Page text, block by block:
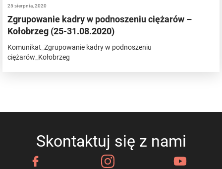
25 sierpnia, 2020
Zgrupowanie kadry w podnoszeniu ciężarów –
Kołobrzeg (25-31.08.2020)
Komunikat_Zgrupowanie kadry w podnoszeniu
ciężarów_Kołobrzeg
Skontaktuj się z nami